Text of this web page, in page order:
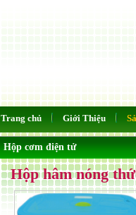
Trang chủ Giới Thiệu
Hộp cơm điện tử
Hộp hâm nóng